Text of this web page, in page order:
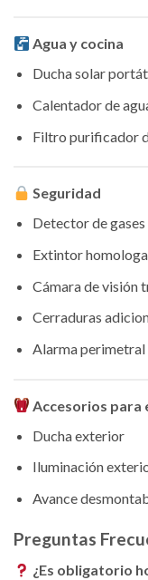
Agua y cocina
Ducha solar
Calentador de
Filtro purificador
Seguridad
Detector de
Extintor
Cámara de visión
Cerraduras
Alarma perimetral
Accesorios para
Ducha exterior
Iluminación
Avance
Preguntas
¿Es obligatorio